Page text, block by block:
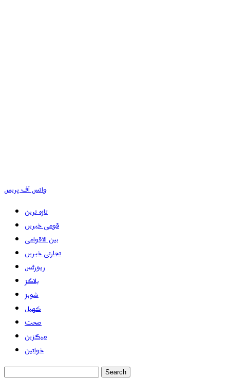
وائس آف پریس
تازہ ترین
قومی خبریں
بین الاقوامی
تجارتی خبریں
رپورٹس
بلاگز
شوبز
کھیل
صحت
میگزین
خواتین